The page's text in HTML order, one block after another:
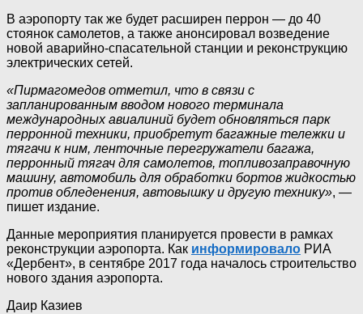
В аэропорту так же будет расширен перрон — до 40
стоянок самолетов, а также анонсировал возведение
новой аварийно-спасательной станции и реконструкцию
электрических сетей.
«Пирмагомедов отметил, что в связи с
запланированным вводом нового терминала
международных авиалиний будет обновляться парк
перронной техники, приобретут багажные тележки и
тягачи к ним, ленточные перегружатели багажа,
перронный тягач для самолетов, топливозаправочную
машину, автомобиль для обработки бортов жидкостью
против обледенения, автовышку и другую технику», —
пишет издание.
Данные мероприятия планируется провести в рамках
реконструкции аэропорта. Как информировало РИА
«Дербент», в сентябре 2017 года началось строительство
нового здания аэропорта.
Даир Казиев